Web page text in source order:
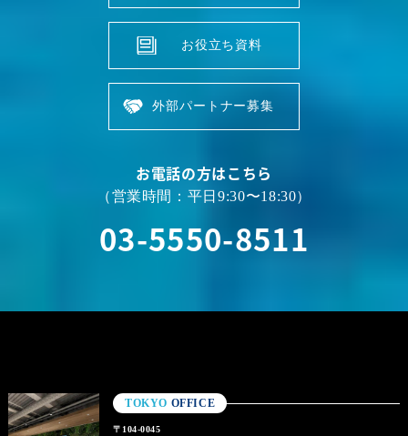
お役立ち資料
外部パートナー募集
お電話の方はこちら
（営業時間：平日9:30〜18:30）
03-5550-8511
TOKYO OFFICE
〒104-0045